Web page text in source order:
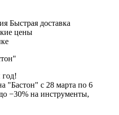
Быстрая доставка
цены
год!
"Бастон" с 28 марта по 6
−30% на инструменты,